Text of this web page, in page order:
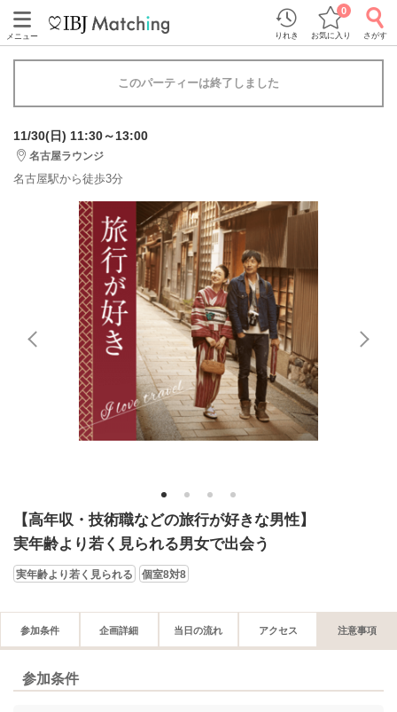
メニュー りれき お気に入り
0
さがす
このパーティーは終了しました
11/30(日) 11:30～13:00
名古屋ラウンジ
名古屋駅から徒歩3分
1 2 3 4
【高年収・技術職などの旅行が好きな男性】
実年齢より若く見られる男女で出会う
実年齢より若く見られる 個室8対8
参加条件 企画詳細 当日の流れ アクセス 注意事項
参加条件